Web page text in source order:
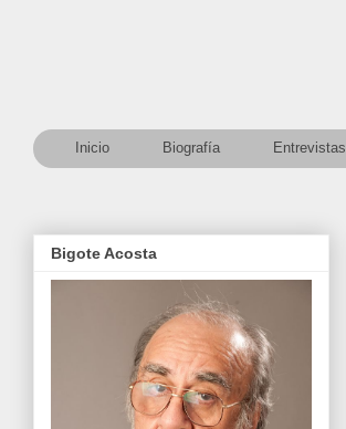
Inicio Biografía Entrevistas
Bigote Acosta